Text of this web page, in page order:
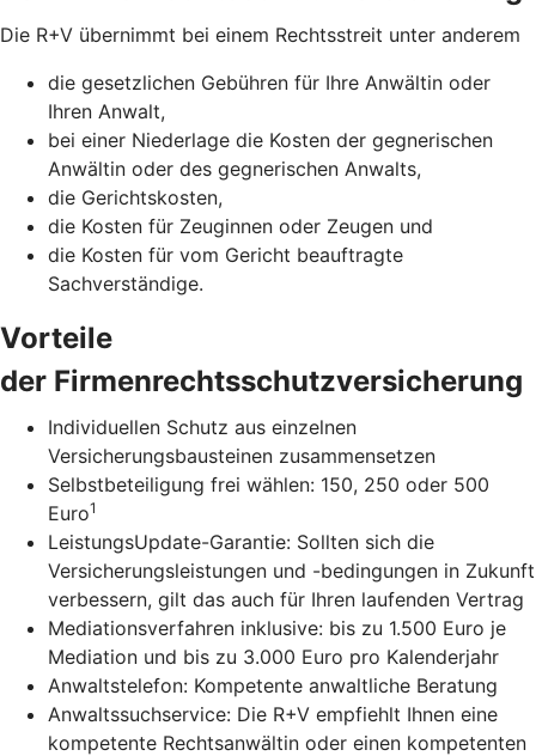
Die R+V übernimmt bei einem Rechtsstreit unter anderem
die gesetzlichen Gebühren für Ihre Anwältin oder
Ihren Anwalt,
bei einer Niederlage die Kosten der gegnerischen
Anwältin oder des gegnerischen Anwalts,
die Gerichtskosten,
die Kosten für Zeuginnen oder Zeugen und
die Kosten für vom Gericht beauftragte
Sachverständige.
Vorteile
der Firmenrechtsschutzversicherung
Individuellen Schutz aus einzelnen
Versicherungsbausteinen zusammensetzen
Selbstbeteiligung frei wählen: 150, 250 oder 500
Euro1
LeistungsUpdate-Garantie: Sollten sich die
Versicherungsleistungen und -bedingungen in Zukunft
verbessern, gilt das auch für Ihren laufenden Vertrag
Mediationsverfahren inklusive: bis zu 1.500 Euro je
Mediation und bis zu 3.000 Euro pro Kalenderjahr
Anwaltstelefon: Kompetente anwaltliche Beratung
Anwaltssuchservice: Die R+V empfiehlt Ihnen eine
kompetente Rechtsanwältin oder einen kompetenten